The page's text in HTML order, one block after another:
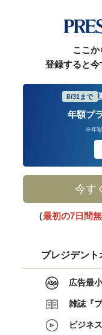
ここか
登録すると今
8/31まで
年額プ
※年
今す
（最初の7日間
プレジデン
広告最
雑誌『
ビジネ